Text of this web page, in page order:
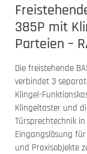
385P mit
Parteien –
Die freistehende
verbindet 3
Klingel-
Klingeltaster und
Türsprechtechnik
Eingangslösung
und Praxisobjekte